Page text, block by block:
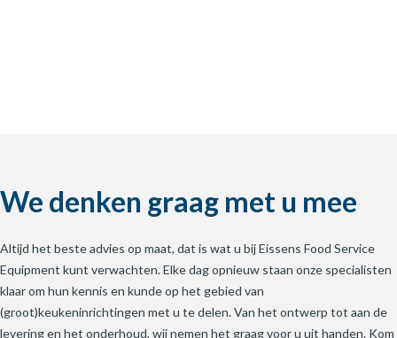
We denken graag met u mee
Altijd het beste advies op maat, dat is wat u bij Eissens Food Service
Equipment kunt verwachten. Elke dag opnieuw staan onze specialisten
klaar om hun kennis en kunde op het gebied van
(groot)keukeninrichtingen met u te delen. Van het ontwerp tot aan de
levering en het onderhoud, wij nemen het graag voor u uit handen. Kom